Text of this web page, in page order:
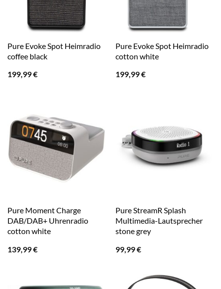
Pure Evoke Spot Heimradio
coffee black
199,99€
Pure Evoke Spot Heimradio
cotton white
199,99€
Pure Moment Charge
DAB/DAB+ Uhrenradio
cotton white
139,99€
Pure StreamR Splash
Multimedia-Lautsprecher
stone grey
99,99€